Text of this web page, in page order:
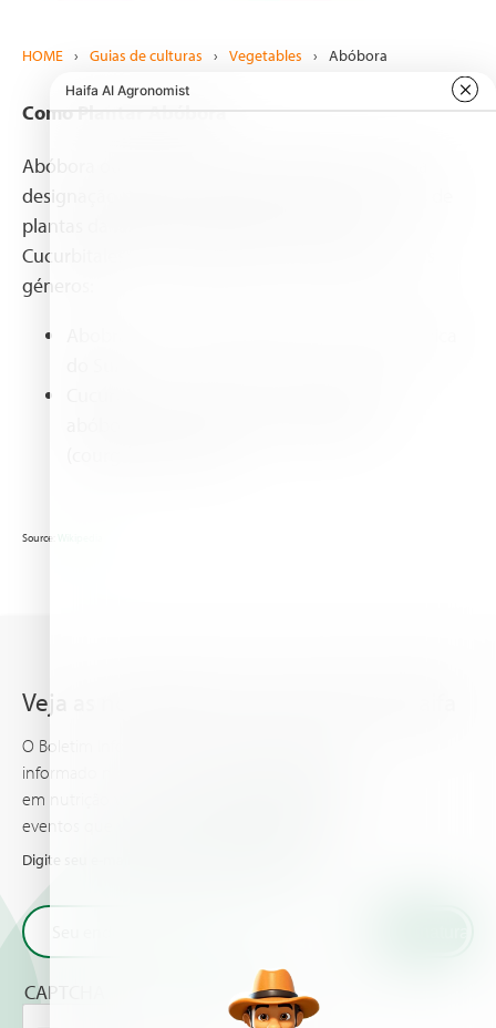
HOME › Guias de culturas › Vegetables › Abóbora
Como Plantar Abóbora
Abóbora ou jerimum, fruto da aboboreira, é uma
designação popular atribuída a diversas espécies de
plantas da família Cucurbitaceae (ordem
Cucurbitales), nomeadamente às classificadas nos
géneros:
Source:
Veja as novidades mais recentes da Haifa
O Boletim Informativo da Haifa mantem você
informado nos conhecimentos mais avançados
em nutrição vegetal, E traz as ultimas noticias e
eventos que você e sua cultura devem saber.
Digite seu e-mail e receba as novidades da Haifa
CAPTCHA